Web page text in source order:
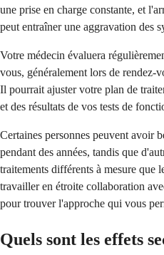
une prise en charge constante, et
peut entraîner une aggravation des
Votre médecin évaluera
vous, généralement lors de rendez-
Il pourrait ajuster votre plan de
et des résultats de vos tests de
Certaines personnes peuvent avoir
pendant des années, tandis que
traitements différents à mesure que
travailler en étroite collaboration
pour trouver l'approche qui vous
Quels sont les effets